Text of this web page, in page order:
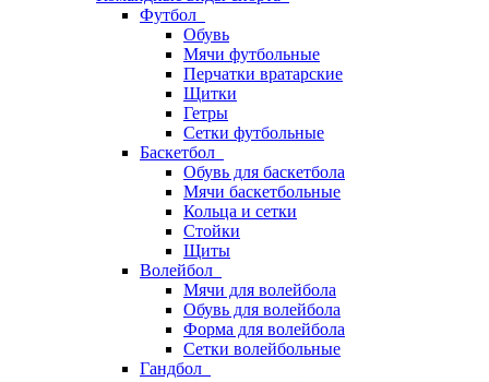
Футбол
Обувь
Мячи футбольные
Перчатки вратарские
Щитки
Гетры
Сетки футбольные
Баскетбол
Обувь для баскетбола
Мячи баскетбольные
Кольца и сетки
Стойки
Щиты
Волейбол
Мячи для волейбола
Обувь для волейбола
Форма для волейбола
Сетки волейбольные
Гандбол